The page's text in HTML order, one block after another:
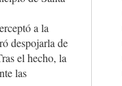
a la
despojarla de
el hecho, la
las